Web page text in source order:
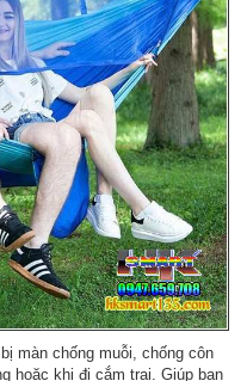
màn chống muỗi, chống côn
hoặc khi đi cắm trại. Giúp bạn